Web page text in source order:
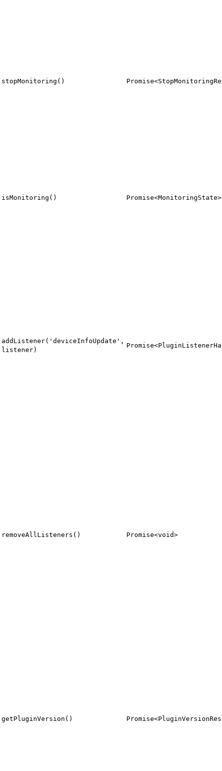
stopMonitoring()
isMonitoring() Promise<MonitoringState>
addListener('deviceInfoUpdate',
listener)
removeAllListeners() Promise<void>
getPluginVersion()